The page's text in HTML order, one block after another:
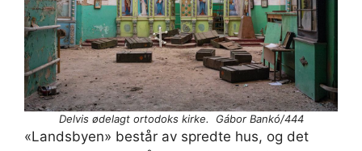
Delvis ødelagt ortodoks kirke. Gábor Bankó/444
«Landsbyen» består av spredte hus, og det